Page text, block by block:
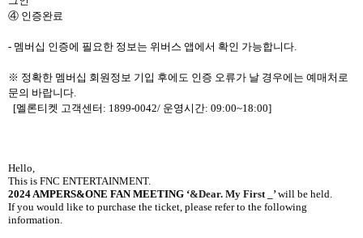
④ 인증완료
- 멤버십 인증에 필요한 정보는 위버스 앱에서 확인 가능합니다
※ 정확한 멤버십 회원정보 기입 후에도 인증 오류가 날 경우에는 예매처로
문의 바랍니다
[멜론티켓 고객센터 : 1899-0042/ 운영시간: 09:00~18:00]
Hello,
This is FNC ENTERTAINMENT.
2024 AMPERS&ONE FAN MEETING ‘&Dear. My First _’will be held.
If you would like to purchase the ticket, please refer to the following
information.